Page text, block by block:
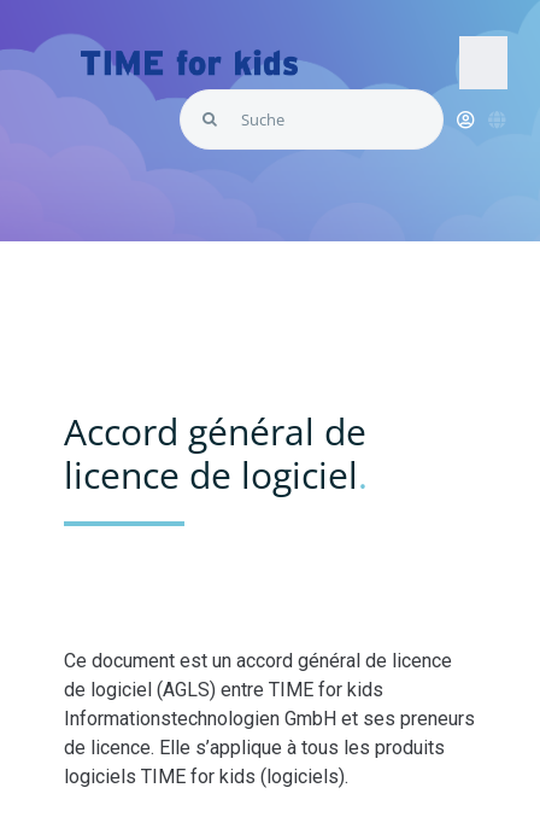
ProductsTitre
Search
for:
Accord général de
licence de logiciel.
Ce document est un accord général de licence
de logiciel (AGLS) entre TIME for kids
Informationstechnologien GmbH et ses preneurs
de licence. Elle s’applique à tous les produits
logiciels TIME for kids (logiciels).